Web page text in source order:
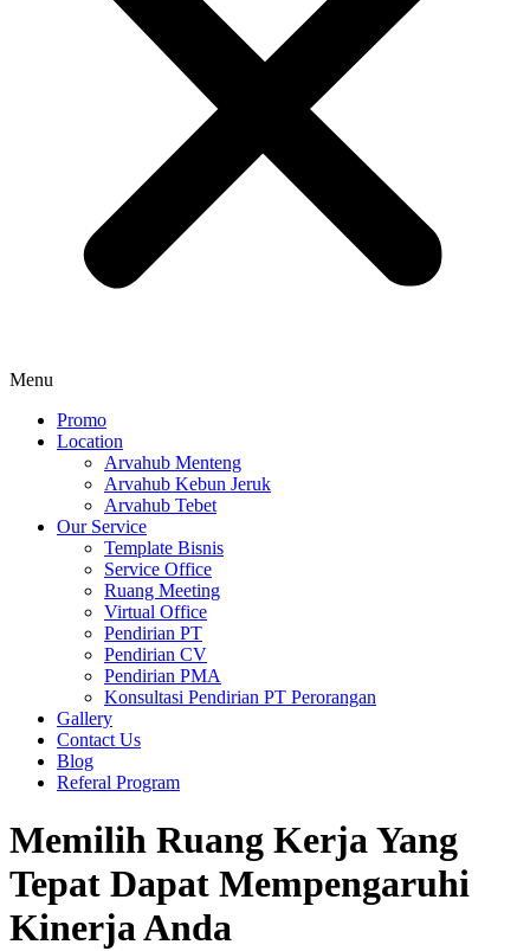
Menu
Promo
Location
Arvahub Menteng
Arvahub Kebun Jeruk
Arvahub Tebet
Our Service
Template Bisnis
Service Office
Ruang Meeting
Virtual Office
Pendirian PT
Pendirian CV
Pendirian PMA
Konsultasi Pendirian PT Perorangan
Gallery
Contact Us
Blog
Referal Program
Memilih Ruang Kerja Yang
Tepat Dapat Mempengaruhi
Kinerja Anda